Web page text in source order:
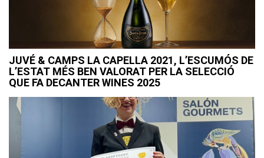
JUVÉ & CAMPS LA CAPELLA 2021, L’ESCUMÓS DE
L’ESTAT MÉS BEN VALORAT PER LA SELECCIÓ
QUE FA DECANTER WINES 2025